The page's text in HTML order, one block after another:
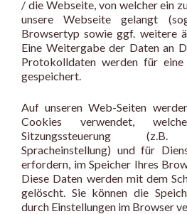
/ die Webseite, von welcher ein
unsere Webseite gelangt
Browsertyp sowie ggf. weitere
Eine Weitergabe der Daten an
Protokolldaten werden für
gespeichert.
Auf unseren Web-Seiten
Cookies verwendet,
Sitzungssteuerung (z.B.
Spracheinstellung) und für
erfordern, im Speicher Ihres
Diese Daten werden mit dem
gelöscht. Sie können die
durch Einstellungen im Browser